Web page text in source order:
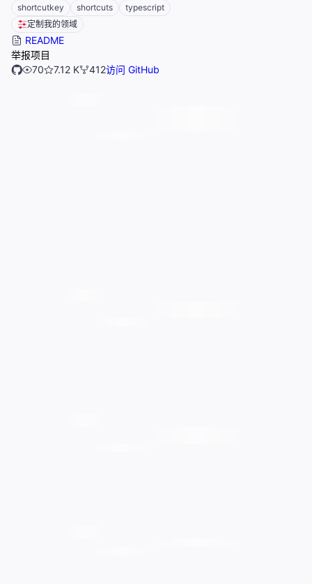
shortcutkey
shortcuts
typescript
定制我的领域
README
举报项目
70
7.12 K 412访问 GitHub